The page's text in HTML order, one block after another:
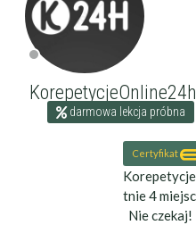
darmowa lekcja próbna
Certyfikat
tnie 4
Nie